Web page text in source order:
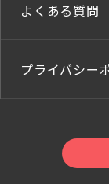
よくある質問
プライバシー